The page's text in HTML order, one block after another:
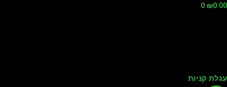
₪
0
קניות